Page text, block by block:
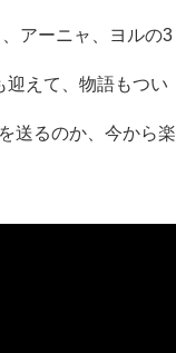
アーニャ、ヨルの3
迎えて、物語もつい
送るのか、今から楽